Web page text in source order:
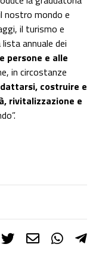
nostro mondo e
il turismo e
annuale dei
persone e alle
in circostanze
costruire e
rivitalizzazione e